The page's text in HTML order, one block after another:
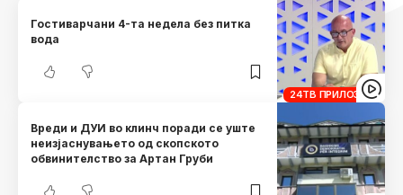
24ТВ ПРИЛОЗИ
Гостиварчани 4-та недела без питка
вода
Вреди и ДУИ во клинч поради се уште
неизјаснувањето од скопското
обвинителство за Артан Груби